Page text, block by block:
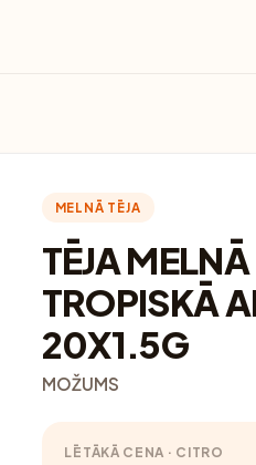
MELNĀ TĒJA
TĒJA
TROPISKĀ
20X1.5G
MOŽUMS
LĒTĀKĀ CENA · CITRO